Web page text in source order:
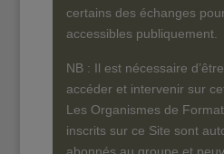
certains des échanges
accessibles publiquement.
NB : Il est nécessaire
accéder et intervenir sur
Les Organismes de
inscrits sur ce Site sont